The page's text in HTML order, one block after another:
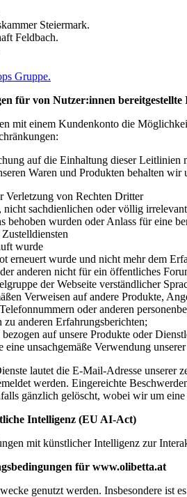
Steiermark.
Feldbach.
Gruppe.
für von Nutzer:innen
mit einem Kundenkonto die
auf die Einhaltung dieser
Waren und Produkten behalten
Verletzung von Rechten Dritter
nicht sachdienlichen oder völlig
behoben wurden oder Anlass für eine
wurde
erneuert wurde und nicht mehr dem
anderen nicht für ein öffentliches
der Webseite verständlicher
Verweisen auf andere Produkte,
oder anderen
anderen Erfahrungsberichten;
auf unsere Produkte oder
unsachgemäße Verwendung
lautet die E-Mail-Adresse
werden. Eingereichte
gänzlich gelöscht, wobei wir um
Intelligenz (EU AI-Act)
mit künstlicher Intelligenz zur
für www.olibetta.at
genutzt werden. Insbesondere ist